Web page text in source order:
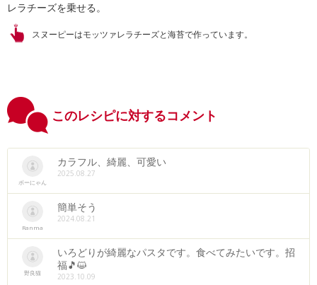
レラチーズを乗せる。
スヌーピーはモッツァレラチーズと海苔で作っています。
このレシピに対するコメント
ボーにゃん
カラフル、綺麗、可愛い
2025.08.27
Ranma
簡単そう
2024.08.21
野良猫
いろどりが綺麗なパスタです。食べてみたいです。招
福🎵😺
2023.10.09